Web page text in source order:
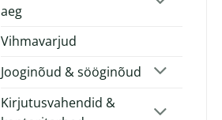
aeg
Vihmavarjud
Jooginõud & sööginõud
Kirjutusvahendid &